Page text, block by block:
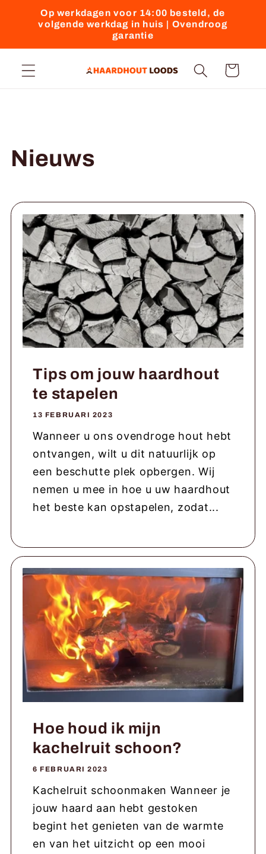
naar de
content
Op werkdagen voor 14:00 besteld, de
volgende werkdag in huis | Ovendroog
garantie
Winkelwagen
Nieuws
Tips om jouw haardhout
te stapelen
13 FEBRUARI 2023
Wanneer u ons ovendroge hout hebt
ontvangen, wilt u dit natuurlijk op
een beschutte plek opbergen. Wij
nemen u mee in hoe u uw haardhout
het beste kan opstapelen, zodat...
Hoe houd ik mijn
kachelruit schoon?
6 FEBRUARI 2023
Kachelruit schoonmaken Wanneer je
jouw haard aan hebt gestoken
begint het genieten van de warmte
en van het uitzicht op een mooi